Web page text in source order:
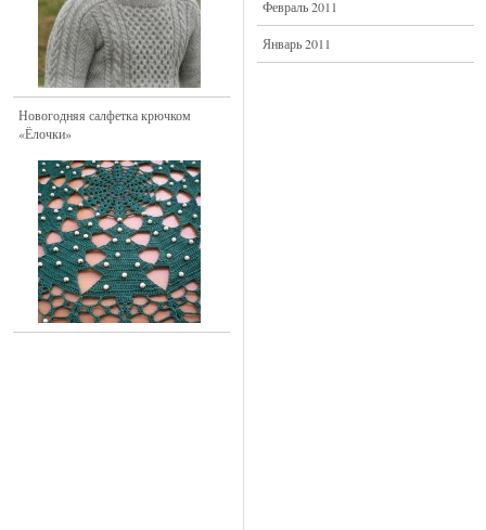
Новогодняя салфетка крючком
«Ёлочки»
Февраль 2011
Январь 2011